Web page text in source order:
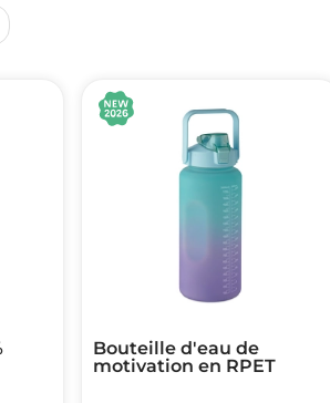
Bouteille d'eau de
motivation en RPET